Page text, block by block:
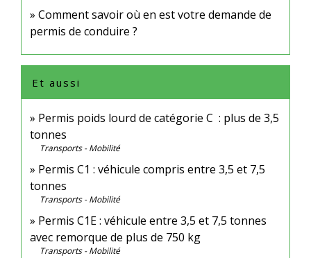
Comment savoir où en est votre demande de
permis de conduire ?
Et aussi
Permis poids lourd de catégorie C : plus de 3,5
tonnes
Transports - Mobilité
Permis C1 : véhicule compris entre 3,5 et 7,5
tonnes
Transports - Mobilité
Permis C1E : véhicule entre 3,5 et 7,5 tonnes
avec remorque de plus de 750 kg
Transports - Mobilité